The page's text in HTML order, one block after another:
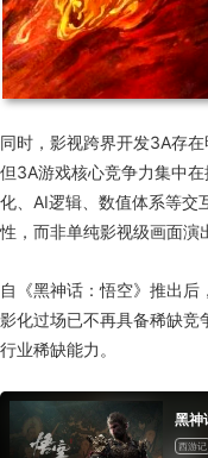
同时，影视跨界开发3A存
但3A游戏核心竞争力集中
化、AI逻辑、数值体系等交
性，而非单纯影视级画面演
自《黑神话：悟空》推出
影化过场已不再具备稀缺竞
行业稀缺能力。
黑神
西游记